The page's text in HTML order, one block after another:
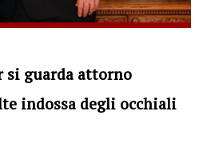
si guarda attorno
indossa degli occhiali